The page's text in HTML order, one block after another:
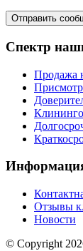
Спектр
Продажа
Отзывы
Новости
© Copyright